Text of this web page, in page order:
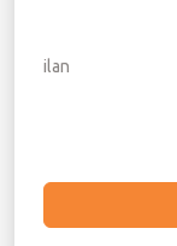
ilan